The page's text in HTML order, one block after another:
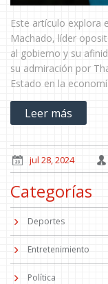
Este artículo explora
Machado, líder
al gobierno y su
su admiración por
Estado en la
Leer más
jul 28, 2024
Categorías
Deportes
Entretenimiento
Política